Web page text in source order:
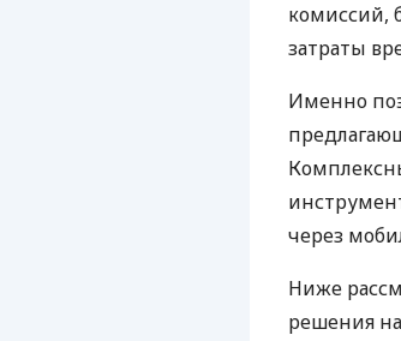
комиссий,
затраты
Именно
через
Ниже
решения